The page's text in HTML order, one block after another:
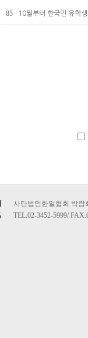
85 10월부터 한국인 유학
사단법인한일협회 박람
TEL.02-3452-5999/